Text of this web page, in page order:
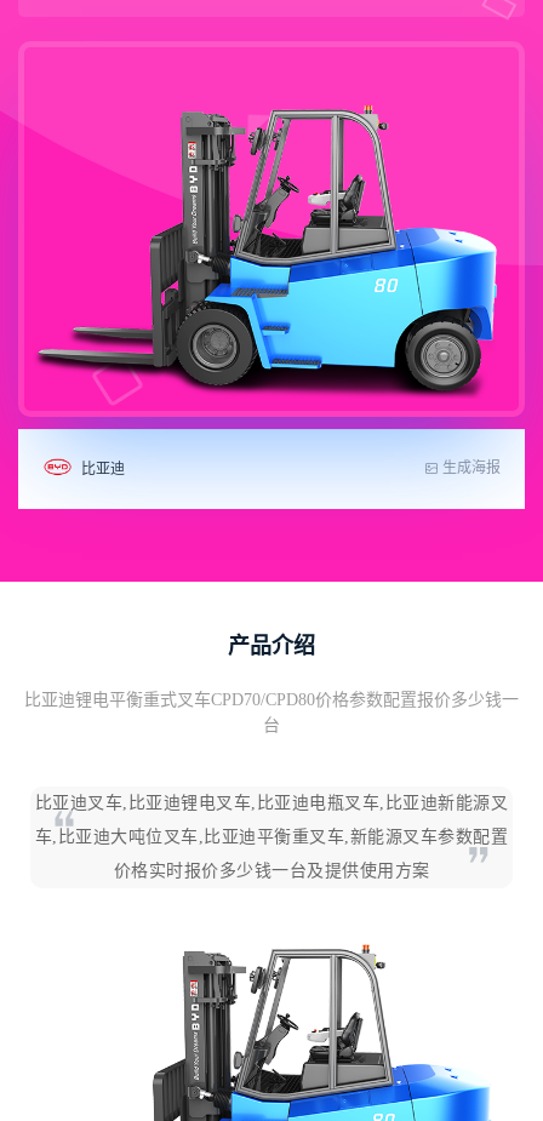
比亚迪 生成海报
产品介绍
比亚迪锂电平衡重式叉车CPD70/CPD80价格参数配置报价多少钱一
台
比亚迪叉车,比亚迪锂电叉车,比亚迪电瓶叉车,比亚迪新能源叉
车,比亚迪大吨位叉车,比亚迪平衡重叉车,新能源叉车参数配置
价格实时报价多少钱一台及提供使用方案